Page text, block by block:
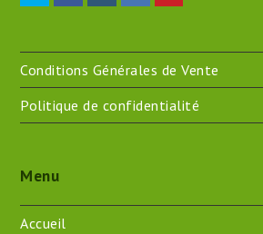
Conditions Générales de Vente
Politique de confidentialité
Menu
Accueil